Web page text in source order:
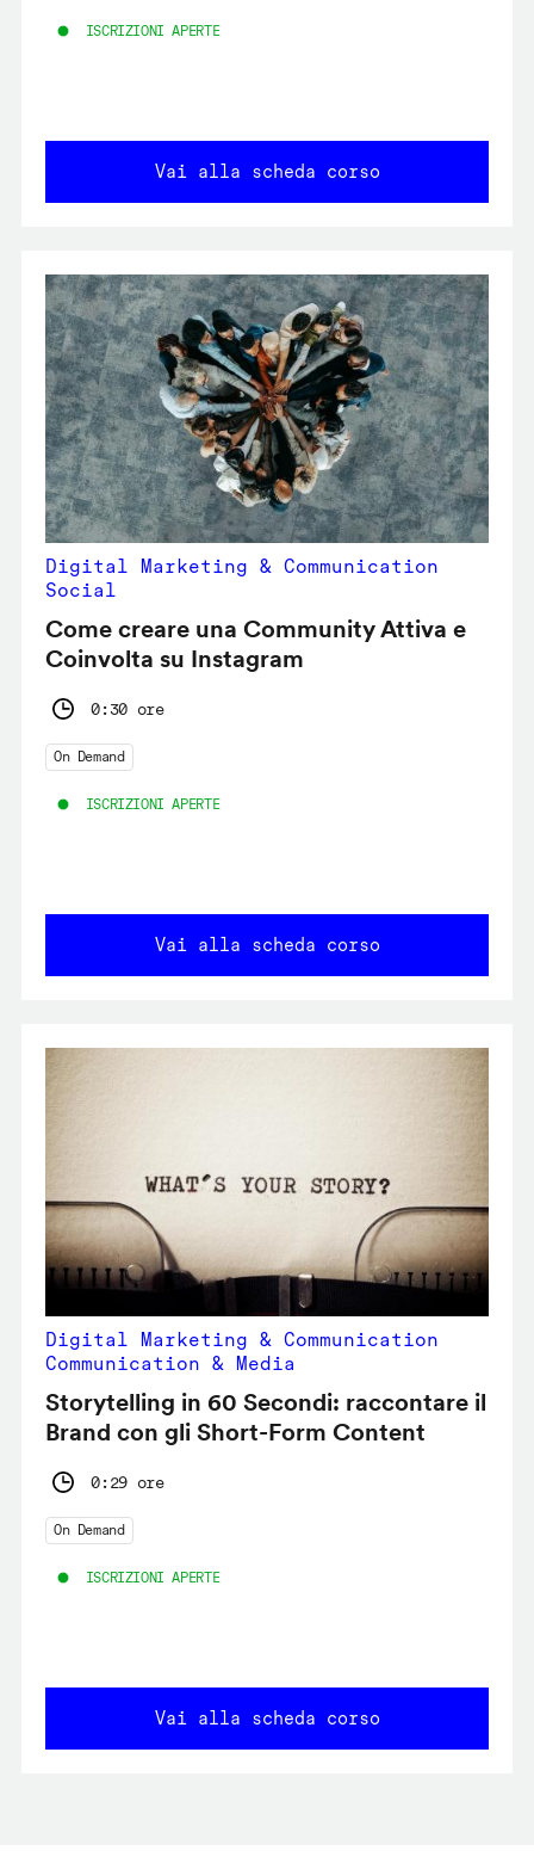
ISCRIZIONI APERTE
Vai alla scheda corso
Digital Marketing & Communication
Social
Come creare una Community Attiva e
Coinvolta su Instagram
0:30 ore
On Demand
ISCRIZIONI APERTE
Vai alla scheda corso
Digital Marketing & Communication
Communication & Media
Storytelling in 60 Secondi: raccontare il
Brand con gli Short-Form Content
0:29 ore
On Demand
ISCRIZIONI APERTE
Vai alla scheda corso